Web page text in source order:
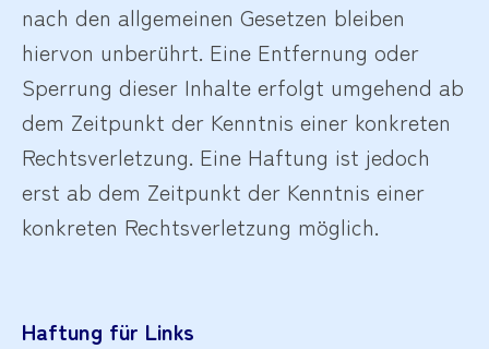
nach den allgemeinen Gesetzen bleiben
hiervon unberührt. Eine Entfernung oder
Sperrung dieser Inhalte erfolgt umgehend ab
dem Zeitpunkt der Kenntnis einer konkreten
Rechtsverletzung. Eine Haftung ist jedoch
erst ab dem Zeitpunkt der Kenntnis einer
konkreten Rechtsverletzung möglich.
Haftung für Links